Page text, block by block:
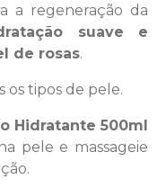
a regeneração da
suave e
de rosas.
os tipos de pele.
Hidratante 500ml
pele e massageie